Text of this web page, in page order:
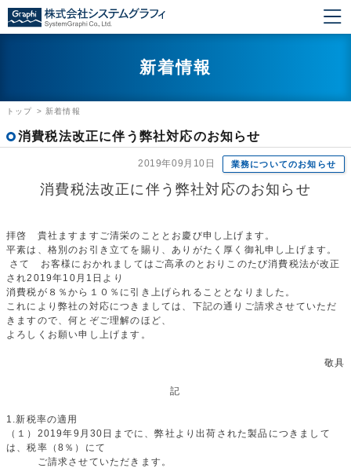
新着情報
トップ > 新着情報
消費税法改正に伴う弊社対応のお知らせ
2019年09月10日 業務についてのお知らせ
消費税法改正に伴う弊社対応のお知らせ
拝啓 貴社ますますご清栄のこととお慶び申し上げます。
平素は、格別のお引き立てを賜り、ありがたく厚く御礼申し上げます。
さて お客様におかれましてはご高承のとおりこのたび消費税法が改正
され2019年10月1日より
消費税が８％から１０％に引き上げられることとなりました。
これにより弊社の対応につきましては、下記の通りご請求させていただ
きますので、何とぞご理解のほど、
よろしくお願い申し上げます。
敬具
記
1.新税率の適用
（１）2019年9月30日までに、弊社より出荷された製品につきまして
は、税率（8％）にて
ご請求させていただきます。